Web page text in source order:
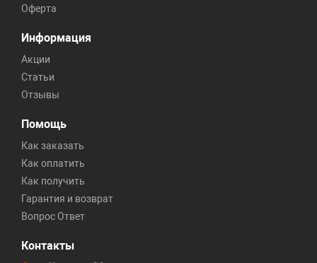
Оферта
Информация
Акции
Статьи
Отзывы
Помощь
Как заказать
Как оплатить
Как получить
Гарантия и возврат
Вопрос Ответ
Контакты